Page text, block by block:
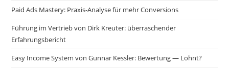
Paid Ads Mastery: Praxis-Analyse für mehr Conversions
Führung im Vertrieb von Dirk Kreuter: überraschender
Erfahrungsbericht
Easy Income System von Gunnar Kessler: Bewertung — Lohnt?